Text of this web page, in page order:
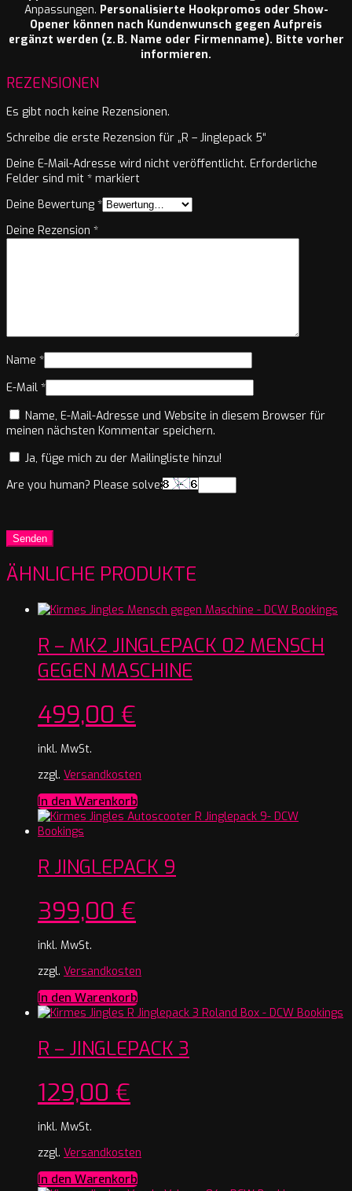
Anpassungen. Personalisierte Hookpromos oder Show-
Opener können nach Kundenwunsch gegen Aufpreis
ergänzt werden (z. B. Name oder Firmenname). Bitte vorher
informieren.
REZENSIONEN
Es gibt noch keine Rezensionen.
Schreibe die erste Rezension für „R – Jinglepack 5“
Deine E-Mail-Adresse wird nicht veröffentlicht. Erforderliche
Felder sind mit * markiert
Deine Bewertung *
Deine Rezension *
Name *
E-Mail *
Name, E-Mail-Adresse und Website in diesem Browser für
meinen nächsten Kommentar speichern.
Ja, füge mich zu der Mailingliste hinzu!
Are you human? Please solve:
ÄHNLICHE PRODUKTE
R – MK2 JINGLEPACK 02 MENSCH
GEGEN MASCHINE
499,00 €
inkl. MwSt.
zzgl. Versandkosten
In den Warenkorb
R JINGLEPACK 9
399,00 €
inkl. MwSt.
zzgl. Versandkosten
In den Warenkorb
R – JINGLEPACK 3
129,00 €
inkl. MwSt.
zzgl. Versandkosten
In den Warenkorb